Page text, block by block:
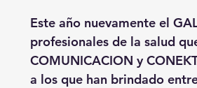
Este año nuevamente el
profesionales de la salud
COMUNICACION y
a los que han brindado